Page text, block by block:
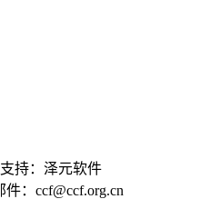
持：泽元软件
件：ccf@ccf.org.cn